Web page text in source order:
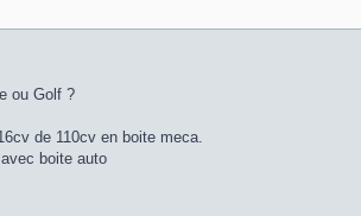
ou Golf ?
de 110cv en boite meca.
boite auto